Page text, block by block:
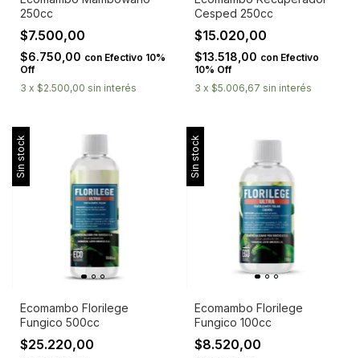
250cc
$7.500,00
$6.750,00 con Efectivo 10%
Off
3 x $2.500,00 sin interés
Cesped 250cc
$15.020,00
$13.518,00 con Efectivo
10% Off
3 x $5.006,67 sin interés
Sin stock
Ecomambo Florilege
Fungico 500cc
$25.220,00
Sin stock
Ecomambo Florilege
Fungico 100cc
$8.520,00